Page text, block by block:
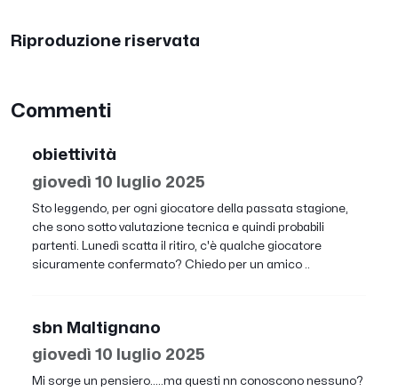
Riproduzione riservata
Commenti
obiettività
giovedì 10 luglio 2025
Sto leggendo, per ogni giocatore della passata stagione,
che sono sotto valutazione tecnica e quindi probabili
partenti. Lunedì scatta il ritiro, c'è qualche giocatore
sicuramente confermato? Chiedo per un amico ..
sbn Maltignano
giovedì 10 luglio 2025
Mi sorge un pensiero.....ma questi nn conoscono nessuno?